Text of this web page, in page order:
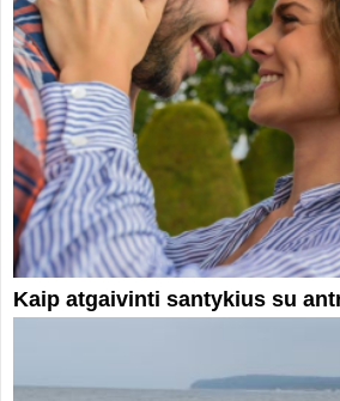
Kaip atgaivinti santykius su